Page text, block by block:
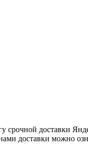
срочной доставки
доставки можно